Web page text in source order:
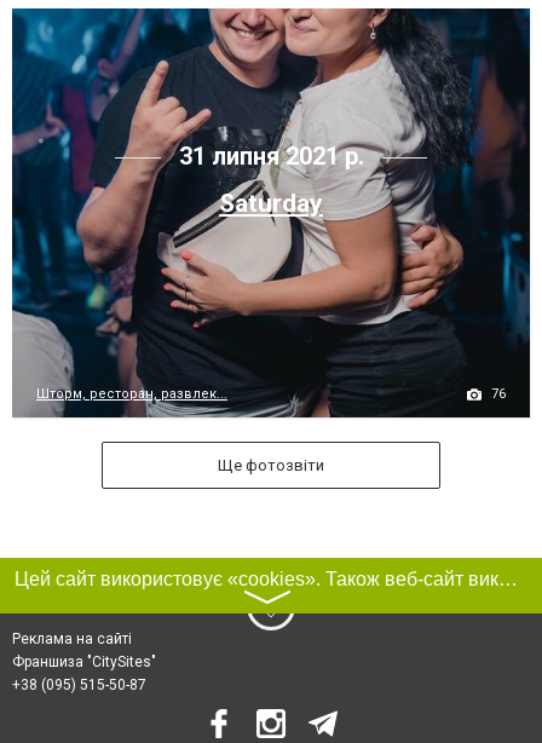
31 липня 2021 р.
Saturday
Шторм, ресторан, развлек... 76
Ще фотозвіти
Цей сайт використовує «cookies». Також веб-сайт використовує інтернет-сервіс для збору технічних даних стосовно відвідувачів з метою отримання маркетингової та статистичної інформації. Умови обробки даних відвідувачів сайту див.
〉
Реклама на сайті
Франшиза "CitySites"
+38 (095) 515-50-87